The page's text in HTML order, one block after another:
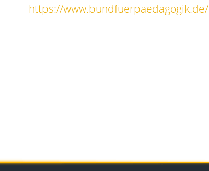
https://www.bundfuerpaedagogik.de/